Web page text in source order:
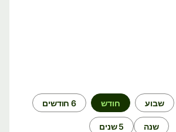
שבוע חודש 6 חודשים
שנה 5 שנים